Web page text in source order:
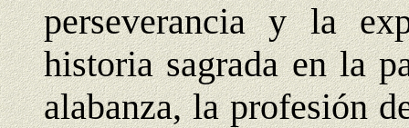
perseverancia y la
historia sagrada en la
alabanza, la profesión